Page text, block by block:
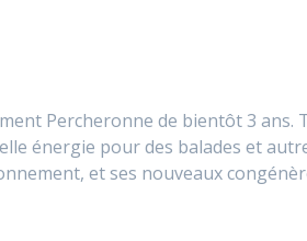
Percheronne de bientôt 3
énergie pour des balades et
et ses nouveaux